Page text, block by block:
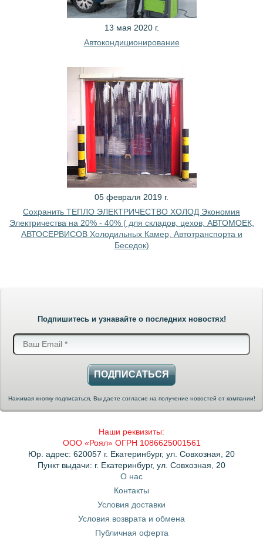
13 мая 2020 г.
Автокондиционирование
05 февраля 2019 г.
Сохранить ТЕПЛО ЭЛЕКТРИЧЕСТВО ХОЛОД Экономия
Электричества на 20% - 40% ( для складов, цехов, АВТОМОЕК,
АВТОСЕРВИСОВ Холодильных Камер, Автотранспорта и
Беседок)
Подпишитесь и узнавайте о последних новостях!
ПОДПИСАТЬСЯ
Нажимая кнопку подписаться, Вы даете согласие на получение новостей от компании!
Наши реквизиты:
ООО «Роял» ОГРН 1086625001561
Юр. адрес: 620057 г. Екатеринбург, ул. Совхозная, 20
Пункт выдачи: г. Екатеринбург, ул. Совхозная, 20
О нас
Контакты
Условия доставки
Условия возврата и обмена
Публичная оферта